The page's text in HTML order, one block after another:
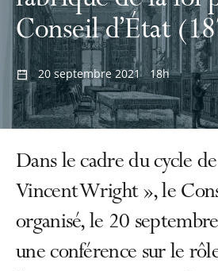
Conseil d’État
20 septembre 2021 18h
Dans le cadre du cycle
Vincent Wright », le
organisé, le 20
une conférence sur le